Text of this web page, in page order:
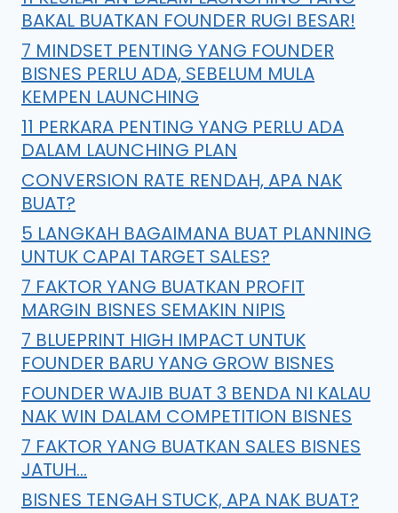
BAKAL BUATKAN FOUNDER RUGI BESAR!
7 MINDSET PENTING YANG FOUNDER
BISNES PERLU ADA, SEBELUM MULA
KEMPEN LAUNCHING
11 PERKARA PENTING YANG PERLU ADA
DALAM LAUNCHING PLAN
CONVERSION RATE RENDAH, APA NAK
BUAT?
5 LANGKAH BAGAIMANA BUAT PLANNING
UNTUK CAPAI TARGET SALES?
7 FAKTOR YANG BUATKAN PROFIT
MARGIN BISNES SEMAKIN NIPIS
7 BLUEPRINT HIGH IMPACT UNTUK
FOUNDER BARU YANG GROW BISNES
FOUNDER WAJIB BUAT 3 BENDA NI KALAU
NAK WIN DALAM COMPETITION BISNES
7 FAKTOR YANG BUATKAN SALES BISNES
JATUH…
BISNES TENGAH STUCK, APA NAK BUAT?